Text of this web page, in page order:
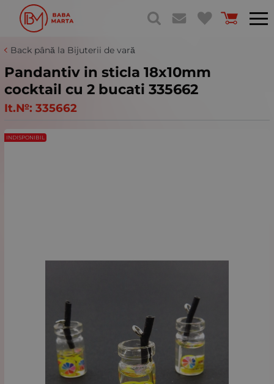
Back până la Bijuterii de vară
Pandantiv in sticla 18x10mm
cocktail cu 2 bucati 335662
It.№: 335662
INDISPONIBIL